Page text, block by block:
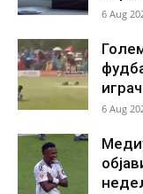
6 Aug
6 Aug